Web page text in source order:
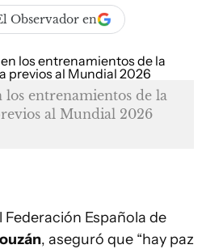
Observador en
los entrenamientos de la
al Mundial 2026
Federación Española de
, aseguró que “hay paz